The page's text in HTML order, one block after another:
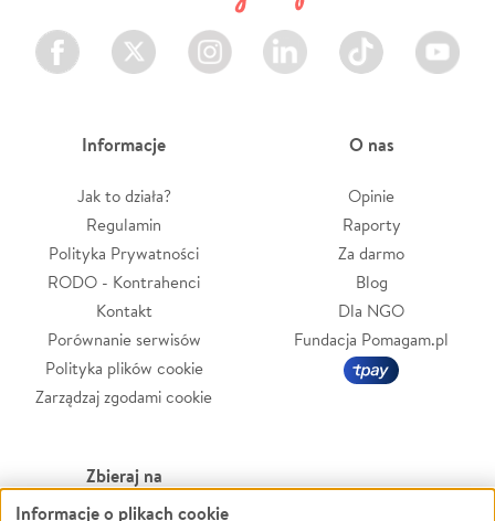
Facebook Twitter Instagram LinkedIn TikTok Youtube
Informacje
Jak to działa?
Regulamin
Polityka Prywatności
RODO - Kontrahenci
Kontakt
Porównanie serwisów
Polityka plików cookie
Zarządzaj zgodami cookie
O nas
Opinie
Raporty
Za darmo
Blog
Dla NGO
Fundacja Pomagam.pl
Zbieraj na
Informacje o plikach cookie